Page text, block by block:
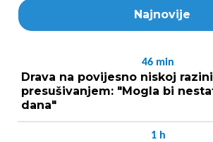
Najnovije
46 min
Drava na povijesno niskoj
presušivanjem: "Mogla bi
dana"
1 h